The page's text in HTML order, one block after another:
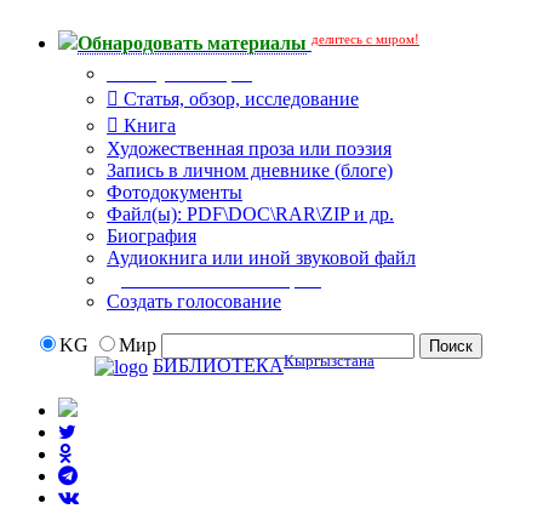
Обнародовать материалы делитесь с миром!
Статья, обзор, исследование
Книга
Художественная проза или поэзия
Запись в личном дневнике (блоге)
Фотодокументы
Файл(ы): PDF\DOC\RAR\ZIP и др.
Биография
Аудиокнига или иной звуковой файл
Создать голосование
KG
Мир
БИБЛИОТЕКАКыргызстана